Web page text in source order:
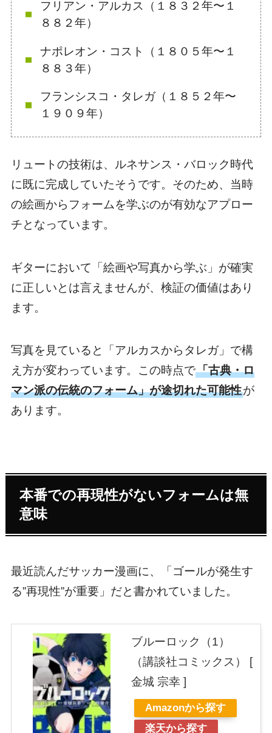
フリアン・アルカス（１８３２年〜１
８８２年）
ナポレオン・コスト（１８０５年〜１
８８３年）
フランシスコ・タレガ（１８５２年〜
１９０９年）
リュートの技術は、ルネサンス・バロック時代
に既に完成していたそうです。そのため、 当時
の絵画からフォームを学ぶのが有効なアプロー
チとなっています。
ギターにおいて「絵画や写真から学ぶ」が確実
に正しいとは言えませんが、検証の価値はあり
ます。
写真を見ていると「アルカスからタレガ」で構
え方が変わっています。この時点で「古典・ロ
マン派の伝統のフォーム」が途切れた可能性が
あります。
本番での再現性がないフォームは無
意味
最近読んだサッカー漫画に、「ゴールが発生す
る”再現性”が重要」だと書かれていました。
ブルーロック（1）
（講談社コミックス） [
金城 宗幸 ]
Amazonから探す
楽天から探す